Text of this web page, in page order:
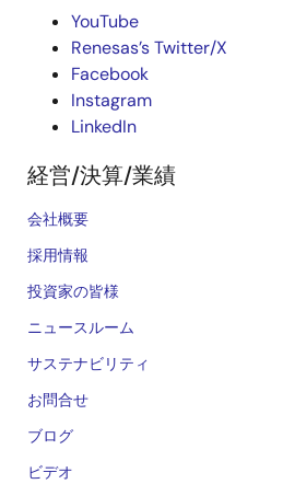
YouTube
Renesas’s Twitter/X
Facebook
Instagram
LinkedIn
経営/決算/業績
会社概要
採用情報
投資家の皆様
ニュースルーム
サステナビリティ
お問合せ
ブログ
ビデオ